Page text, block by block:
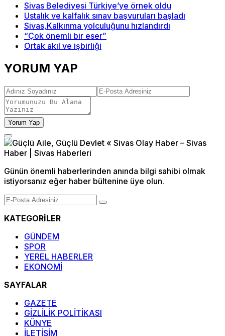
Sivas Belediyesi Türkiye’ye örnek oldu
Ustalık ve kalfalık sınav başvuruları başladı
Sivas,Kalkınma yolculuğunu hızlandırdı
“Çok önemli bir eser”
Ortak akıl ve işbirliği
YORUM YAP
Yorum Yap
Günün önemli haberlerinden anında bilgi sahibi olmak
istiyorsanız eğer haber bültenine üye olun.
KATEGORİLER
GÜNDEM
SPOR
YEREL HABERLER
EKONOMİ
SAYFALAR
GAZETE
GİZLİLİK POLİTİKASI
KÜNYE
İLETİŞİM